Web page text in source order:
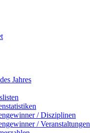
Jahres
/ Disziplinen
/ Veranstaltungen